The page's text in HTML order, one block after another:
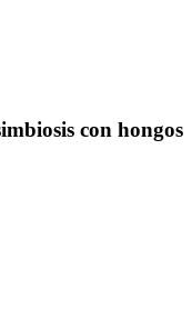
con hongos